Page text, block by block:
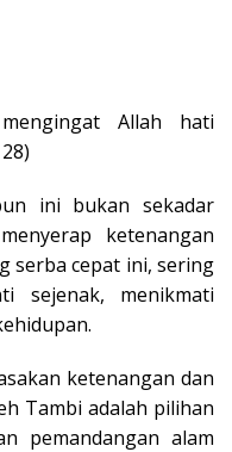
Allah hati
ini bukan sekadar
ketenangan
serba cepat ini, sering
sejenak, menikmati
ketenangan dan
Tambi adalah pilihan
pemandangan alam